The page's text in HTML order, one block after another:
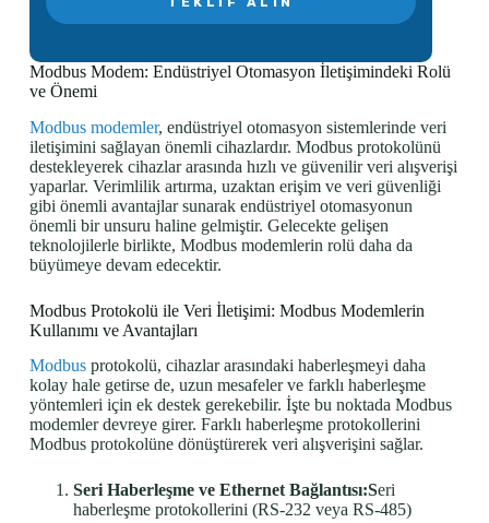
Modbus Modem: Endüstriyel Otomasyon İletişimindeki Rolü
ve Önemi
Modbus modemler, endüstriyel otomasyon sistemlerinde veri
iletişimini sağlayan önemli cihazlardır. Modbus protokolünü
destekleyerek cihazlar arasında hızlı ve güvenilir veri alışverişi
yaparlar. Verimlilik artırma, uzaktan erişim ve veri güvenliği
gibi önemli avantajlar sunarak endüstriyel otomasyonun
önemli bir unsuru haline gelmiştir. Gelecekte gelişen
teknolojilerle birlikte, Modbus modemlerin rolü daha da
büyümeye devam edecektir.
Modbus Protokolü ile Veri İletişimi: Modbus Modemlerin
Kullanımı ve Avantajları
Modbusprotokolü, cihazlar arasındaki haberleşmeyi daha
kolay hale getirse de, uzun mesafeler ve farklı haberleşme
yöntemleri için ek destek gerekebilir. İşte bu noktada Modbus
modemler devreye girer. Farklı haberleşme protokollerini
Modbus protokolüne dönüştürerek veri alışverişini sağlar.
Seri Haberleşme ve Ethernet Bağlantısı:Seri
haberleşme protokollerini (RS-232 veya RS-485)